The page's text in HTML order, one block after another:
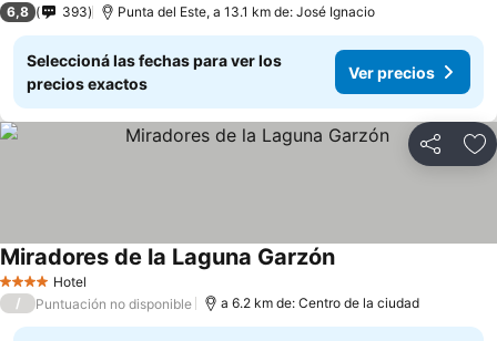
6,8 393 Punta del Este, a 13.1 km de: José Ignacio
Seleccioná las fechas para ver los
precios exactos
Ver precios
Compartir
4 EstrellasHotel
Miradores de la Laguna Garzón
/ Puntuación no disponible a 6.2 km de: Centro de la ciudad